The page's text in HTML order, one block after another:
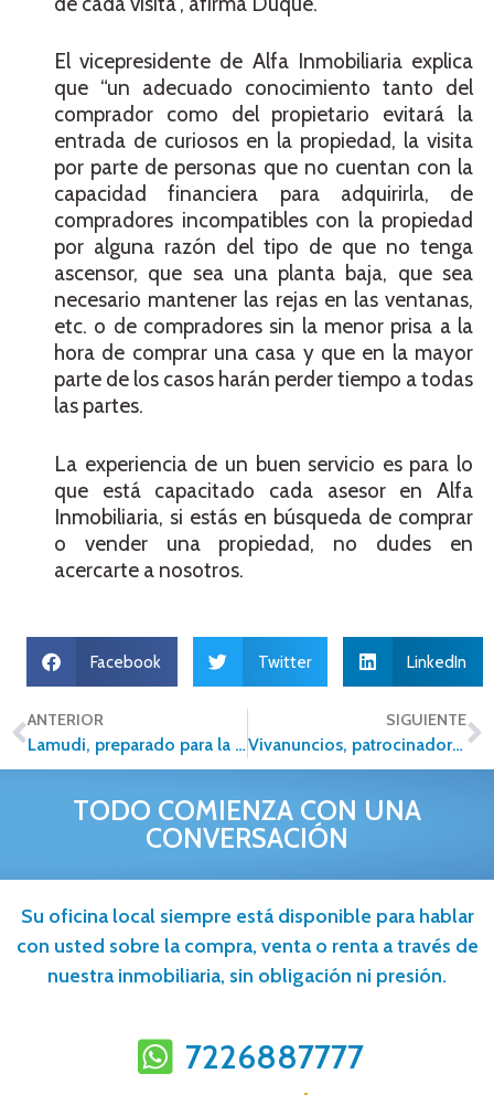
El vicepresidente de Alfa Inmobiliaria explica
que “un adecuado conocimiento tanto del
comprador como del propietario evitará la
entrada de curiosos en la propiedad, la visita
por parte de personas que no cuentan con la
capacidad financiera para adquirirla, de
compradores incompatibles con la propiedad
por alguna razón del tipo de que no tenga
ascensor, que sea una planta baja, que sea
necesario mantener las rejas en las ventanas,
etc. o de compradores sin la menor prisa a la
hora de comprar una casa y que en la mayor
parte de los casos harán perder tiempo a todas
las partes.
La experiencia de un buen servicio es para lo
que está capacitado cada asesor en Alfa
Inmobiliaria, si estás en búsqueda de comprar
o vender una propiedad, no dudes en
acercarte a nosotros.
Facebook Twitter LinkedIn
ANTERIOR
Lamudi, preparado para la VIII Convención Alfa Inmobiliaria
SIGUIENTE
Vivanuncios, patrocinador oficial de la VIII Convención de Alfa Inmobiliaria
TODO COMIENZA CON UNA
CONVERSACIÓN
Su oficina local siempre está disponible para hablar
con usted sobre la compra, venta o renta a través de
nuestra inmobiliaria, sin obligación ni presión.
7226887777